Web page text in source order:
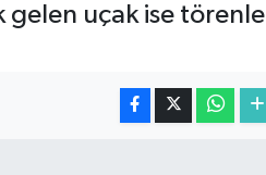
gelen uçak ise törenle